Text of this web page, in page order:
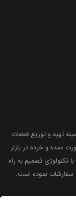
تهیه و توزیع قطعات
عمده و خرده در بازار
تکنولوژی تصمیم به راه
سفارشات نموده است.